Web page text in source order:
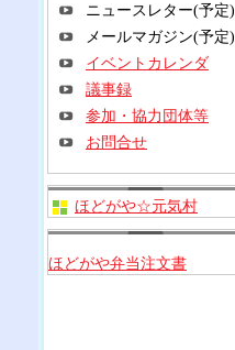
ニュースレター(予定)
メールマガジン(予定)
イベントカレンダ
議事録
参加・協力団体等
お問合せ
ほどがや☆元気村
ほどがや弁当注文書